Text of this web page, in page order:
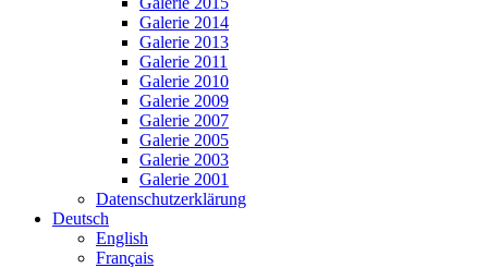
Galerie 2014
Galerie 2013
Galerie 2011
Galerie 2010
Galerie 2009
Galerie 2007
Galerie 2005
Galerie 2003
Galerie 2001
Datenschutzerklärung
Deutsch
English
Français